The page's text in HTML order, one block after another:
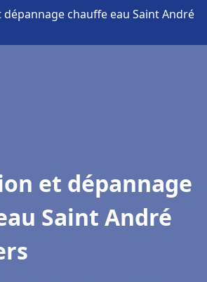
chauffe eau Saint André
et dépannage
Saint André